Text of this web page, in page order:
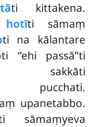
ti kittakena.
hotīti sāmaṃ
ti na kālantare
ti ‘‘ehi passā’’ti
sakkāti
pucchati.
upanetabbo.
sāmaṃyeva